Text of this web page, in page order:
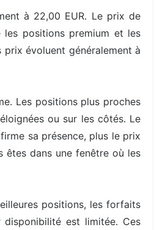
à 22,00 EUR. Le prix de
positions premium et les
évoluent généralement à
Les positions plus proches
ou sur les côtés. Le
sa présence, plus le prix
êtes dans une fenêtre où les
positions, les forfaits
est limitée. Ces